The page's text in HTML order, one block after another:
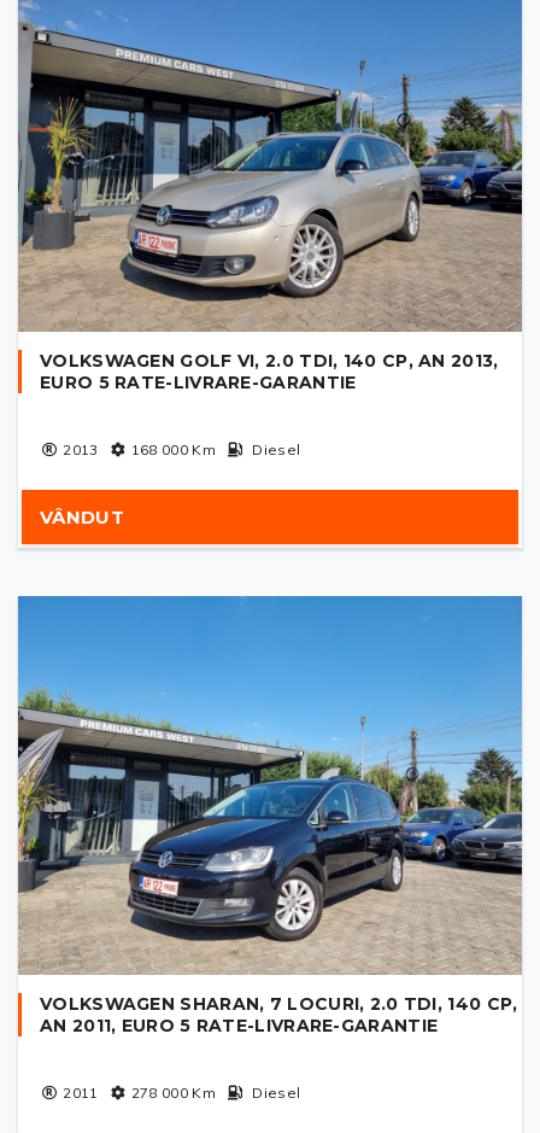
VOLKSWAGEN GOLF VI, 2.0 TDI, 140 CP, AN 2013,
EURO 5 RATE-LIVRARE-GARANTIE
2013 168 000Km Diesel
VÂNDUT
VOLKSWAGEN SHARAN, 7 LOCURI, 2.0 TDI, 140 CP,
AN 2011, EURO 5 RATE-LIVRARE-GARANTIE
2011 278 000Km Diesel